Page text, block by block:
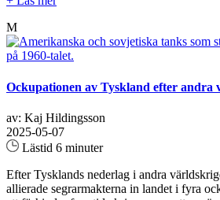
M
Ockupationen av Tyskland efter andra
av: Kaj Hildingsson
2025-05-07
Lästid 6 minuter
Efter Tysklands nederlag i andra
allierade segrarmakterna in landet i fyra